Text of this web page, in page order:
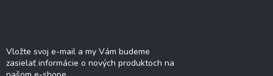
Vložte svoj e-mail a my Vám budeme
zasielať informácie o nových produktoch na